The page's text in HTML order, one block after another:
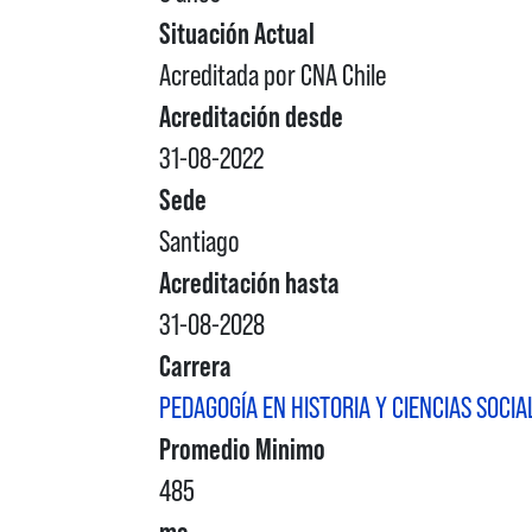
Situación Actual
Acreditada por CNA Chile
Acreditación desde
31-08-2022
Sede
Santiago
Acreditación hasta
31-08-2028
Carrera
PEDAGOGÍA EN HISTORIA Y CIENCIAS
Promedio Minimo
485